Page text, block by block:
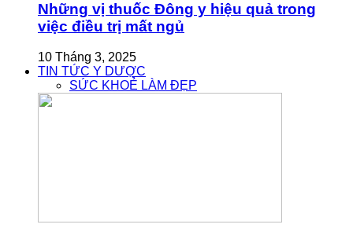
Những vị thuốc Đông y hiệu quả trong
việc điều trị mất ngủ
10 Tháng 3, 2025
TIN TỨC Y DƯỢC
SỨC KHOẺ LÀM ĐẸP